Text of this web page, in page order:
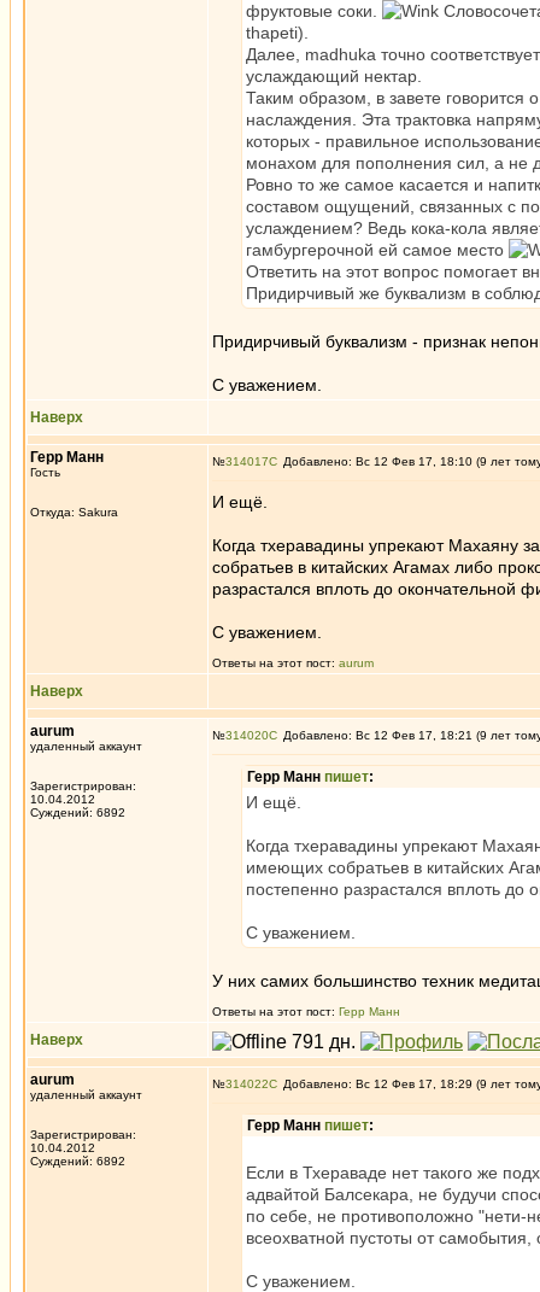
фруктовые соки.
thapeti).
Далее, madhuka точно
услаждающий нектар.
Таким образом, в завете
наслаждения. Эта трактовка
которых - правильное
монахом для пополнения сил, а не
Ровно то же самое касается и
составом ощущений, связанных с
услаждением? Ведь кока-кола
гамбургерочной ей самое место
Ответить на этот вопрос помогает
Придирчивый же буквализм в
Придирчивый буквализм - признак
С уважением.
Наверх
Герр Манн
Гость
Откуда: Sakura
№314017 Добавлено: Вс 12 Фев 17, 18:10 (9 лет
И ещё.
Когда тхеравадины упрекают Махаяну
собратьев в китайских Агамах либо
разрастался вплоть до окончательной
С уважением.
Ответы на этот пост: aurum
Наверх
aurum
удаленный аккаунт
Зарегистрирован:
10.04.2012
Суждений: 6892
№314020 Добавлено: Вс 12 Фев 17, 18:21 (9 лет
Герр Манн пишет:
И ещё.
Когда тхеравадины упрекают
имеющих собратьев в китайских
постепенно разрастался вплоть
С уважением.
У них самих большинство техник
Ответы на этот пост: Герр Манн
Наверх
aurum
удаленный аккаунт
Зарегистрирован:
10.04.2012
Суждений: 6892
№314022 Добавлено: Вс 12 Фев 17, 18:29 (9 лет
Герр Манн пишет:
Если в Тхераваде нет такого же
адвайтой Балсекара, не будучи
по себе, не противоположно "нети-
всеохватной пустоты от
С уважением.